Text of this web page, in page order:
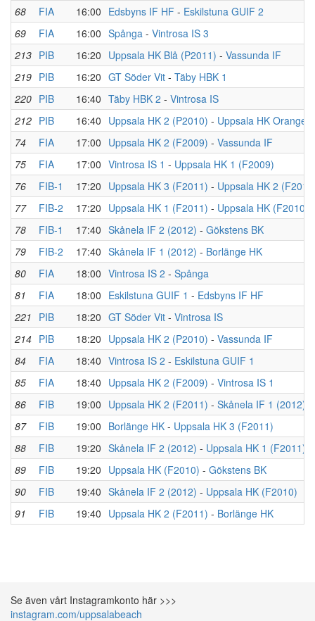
68
FIA 16:00 Edsbyns IF HF - Eskilstuna GUIF 2
69
FIA 16:00 Spånga - Vintrosa IS 3
213 PIB 16:20 Uppsala HK Blå (P2011) - Vassunda IF
219 PIB 16:20 GT Söder Vit - Täby HBK 1
220 PIB 16:40 Täby HBK 2 - Vintrosa IS
212 PIB 16:40 Uppsala HK 2 (P2010) - Uppsala HK Orange
74
FIA 17:00 Uppsala HK 2 (F2009) - Vassunda IF
75
FIA 17:00 Vintrosa IS 1 - Uppsala HK 1 (F2009)
76
FIB-1 17:20 Uppsala HK 3 (F2011) - Uppsala HK 2
77
FIB-2 17:20 Uppsala HK 1 (F2011) - Uppsala HK (F2010)
78
FIB-1 17:40 Skånela IF 2 (2012) - Gökstens BK
79
FIB-2 17:40 Skånela IF 1 (2012) - Borlänge HK
80
FIA 18:00 Vintrosa IS 2 - Spånga
81
FIA 18:00 Eskilstuna GUIF 1 - Edsbyns IF HF
221 PIB 18:20 GT Söder Vit - Vintrosa IS
214 PIB 18:20 Uppsala HK 2 (P2010) - Vassunda IF
84
FIA 18:40 Vintrosa IS 2 - Eskilstuna GUIF 1
85
FIA 18:40 Uppsala HK 2 (F2009) - Vintrosa IS 1
86
FIB 19:00 Uppsala HK 2 (F2011) - Skånela IF 1 (2012)
87
FIB 19:00 Borlänge HK - Uppsala HK 3 (F2011)
88
FIB 19:20 Skånela IF 2 (2012) - Uppsala HK 1 (F2011)
89
FIB 19:20 Uppsala HK (F2010) - Gökstens BK
90
FIB 19:40 Skånela IF 2 (2012) - Uppsala HK (F2010)
91
FIB 19:40 Uppsala HK 2 (F2011) - Borlänge HK
Se även vårt Instagramkonto här >>>
instagram.com/uppsalabeach